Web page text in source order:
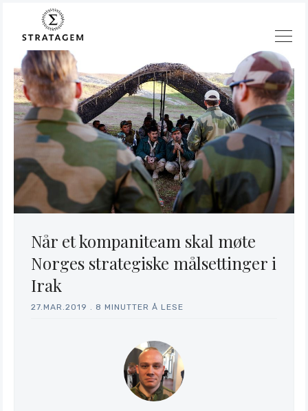
Når et kompaniteam skal møte
Norges strategiske målsettinger i
Irak
27.MAR.2019 8 MINUTTER Å LESE